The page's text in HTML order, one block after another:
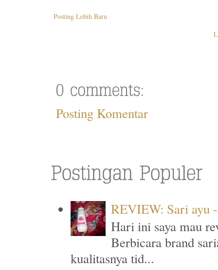
Posting Lebih Baru
Posting Komentar
REVIEW: Sari ayu
Hari ini saya mau
Berbicara brand
kualitasnya tid...